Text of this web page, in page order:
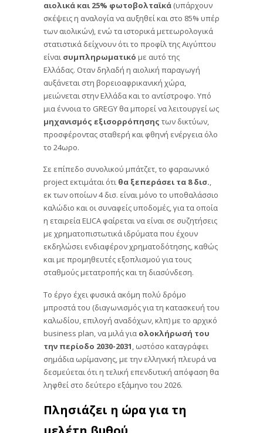
αιολικά και 25% φωτοβολταϊκά (υπάρχουν
σκέψεις η αναλογία να αυξηθεί και στο 85% υπέρ
των αιολικών), ενώ τα ιστορικά μετεωρολογικά
στατιστικά δείχνουν ότι το προφίλ της Αιγύπτου
είναι συμπληρωματικό με αυτό της
Ελλάδας. Οταν δηλαδή η αιολική παραγωγή
αυξάνεται στη βορειοαφρικανική χώρα,
μειώνεται στην Ελλάδα και το αντίστροφο. Υπό
μια έννοια το GREGY θα μπορεί να λειτουργεί ως
μηχανισμός εξισορρόπησης των δικτύων,
προσφέροντας σταθερή και φθηνή ενέργεια όλο
το 24ωρο.
Σε επίπεδο συνολικού μπάτζετ, το φαραωνικό
project εκτιμάται ότι θα ξεπεράσει τα 8 δισ.,
εκ των οποίων 4 δισ. είναι μόνο το υποθαλάσσιο
καλώδιο και οι συναφείς υποδομές, για τα οποία
η εταιρεία ELICA φαίρεται να είναι σε συζητήσεις
με χρηματοπιστωτικά ιδρύματα που έχουν
εκδηλώσει ενδιαφέρον χρηματοδότησης, καθώς
και με προμηθευτές εξοπλισμού για τους
σταθμούς μετατροπής και τη διασύνδεση.
Το έργο έχει φυσικά ακόμη πολύ δρόμο
μπροστά του (διαγωνισμός για τη κατασκευή του
καλωδίου, επιλογή αναδόχων, κλπ) με το αρχικό
business plan, να μιλά για ολοκλήρωσή του
την περίοδο 2030-2031, ωστόσο καταγράφει
σημάδια ωρίμανσης, με την ελληνική πλευρά να
δεσμεύεται ότι η τελική επενδυτική απόφαση θα
ληφθεί στο δεύτερο εξάμηνο του 2026.
Πλησιάζει η ώρα για τη